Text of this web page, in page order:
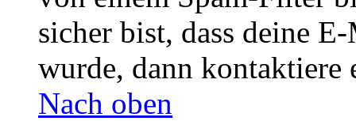
sicher bist, dass deine
wurde, dann kontaktiere
Nach oben